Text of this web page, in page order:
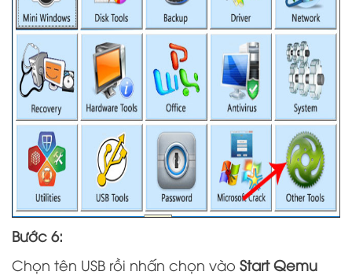
Bước 6:
Chọn tên USB rồi nhấn chọn vào Start Qemu